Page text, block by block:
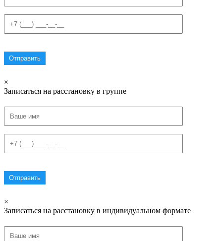
×
Записаться на расстановку в группе
×
Записаться на расстановку в индивидуальном формате